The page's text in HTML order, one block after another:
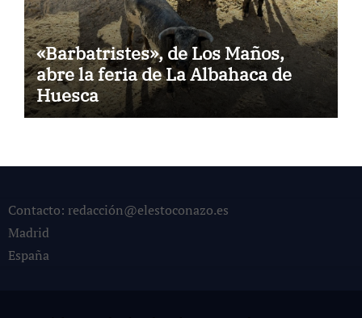
«Barbatristes», de Los Maños,
abre la feria de La Albahaca de
Huesca
Contacto: redacción@elestoconazo.es
Madrid
España